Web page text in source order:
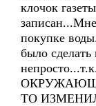
клочок
покупке
было
ТО